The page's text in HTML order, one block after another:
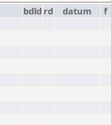
bdld rd datum
f